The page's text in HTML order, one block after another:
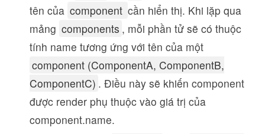
tên của component cần hiển thị. Khi lặp qua
mảng components , mỗi phần tử sẽ có thuộc
tính name tương ứng với tên của một
component (ComponentA, ComponentB,
ComponentC) . Điều này sẽ khiến component
được render phụ thuộc vào giá trị của
component.name.